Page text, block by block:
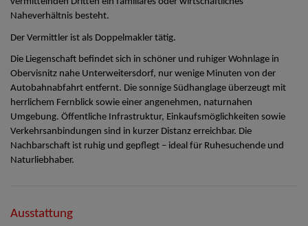
Naheverhältnis besteht.
Der Vermittler ist als Doppelmakler tätig.
Die Liegenschaft befindet sich in schöner und ruhiger Wohnlage in
Obervisnitz nahe Unterweitersdorf, nur wenige Minuten von der
Autobahnabfahrt entfernt. Die sonnige Südhanglage überzeugt mit
herrlichem Fernblick sowie einer angenehmen, naturnahen
Umgebung. Öffentliche Infrastruktur, Einkaufsmöglichkeiten sowie
Verkehrsanbindungen sind in kurzer Distanz erreichbar. Die
Nachbarschaft ist ruhig und gepflegt – ideal für Ruhesuchende und
Naturliebhaber.
Ausstattung